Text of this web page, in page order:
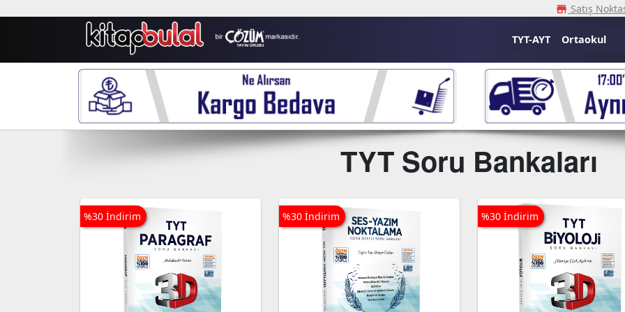
Satış
TYT-AYT Ortaokul
TYT Soru Bankaları
%30 İndirim %30 İndirim %30 İndirim